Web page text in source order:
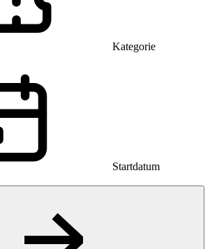
Kategorie
Startdatum